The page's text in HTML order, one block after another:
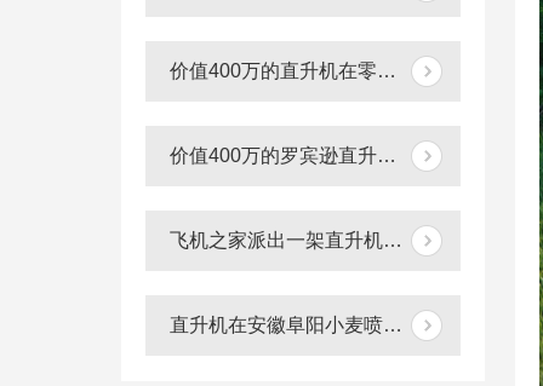
价值400万的直升机在零下十多度的北京继续航测
价值400万的罗宾逊直升机在泰安参加商业庆典
飞机之家派出一架直升机到黑龙江齐齐哈尔执行为期半年任务
直升机在安徽阜阳小麦喷洒作业防治赤霉病